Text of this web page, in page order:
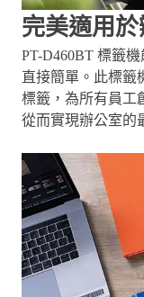
完美適用
PT-D460BT 標籤
直接簡單。此標籤
標籤，為所有員工
從而實現辦公室的